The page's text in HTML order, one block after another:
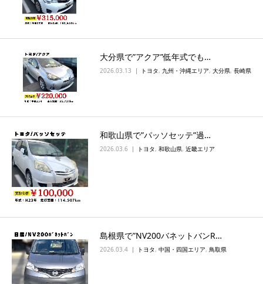
大分県で”アクア”低年式でも…
2026.03.13 トヨタ, 九州・沖縄エリア, 大分県, 長崎県
和歌山県で”パッソセッテ”過…
2026.03.6 トヨタ, 和歌山県, 近畿エリア
島根県で”NV200バネットバンR…
2026.03.4 トヨタ, 中国・四国エリア, 鳥取県